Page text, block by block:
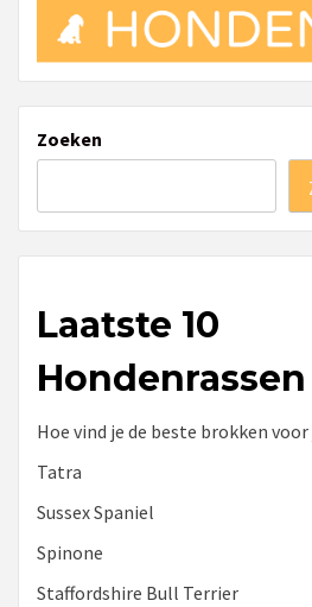
Zoeken
Laatste 10
Hondenrassen
Hoe vind je de beste brokken voor
Tatra
Sussex Spaniel
Spinone
Staffordshire Bull Terrier